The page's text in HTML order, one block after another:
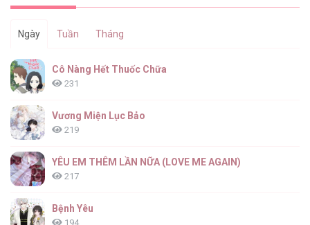
Ngày Tuần Tháng
Cô Nàng Hết Thuốc Chữa
231
Vương Miện Lục Bảo
219
YÊU EM THÊM LẦN NỮA (LOVE ME AGAIN)
217
Bệnh Yêu
194